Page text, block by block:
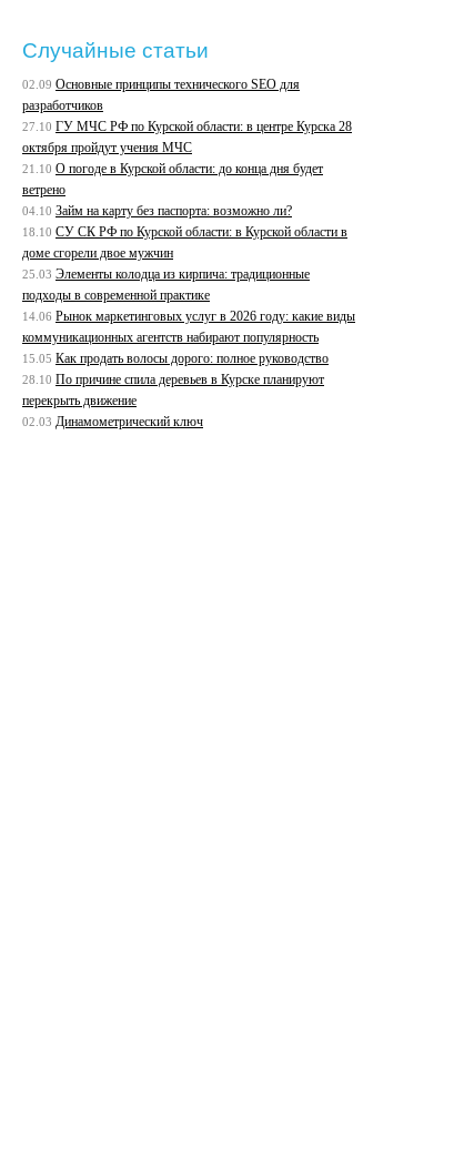
Случайные статьи
02.09 Основные принципы технического SEO для
разработчиков
27.10 ГУ МЧС РФ по Курской области: в центре Курска 28
октября пройдут учения МЧС
21.10 О погоде в Курской области: до конца дня будет
ветрено
04.10 Займ на карту без паспорта: возможно ли?
18.10 СУ СК РФ по Курской области: в Курской области в
доме сгорели двое мужчин
25.03 Элементы колодца из кирпича: традиционные
подходы в современной практике
14.06 Рынок маркетинговых услуг в 2026 году: какие виды
коммуникационных агентств набирают популярность
15.05 Как продать волосы дорого: полное руководство
28.10 По причине спила деревьев в Курске планируют
перекрыть движение
02.03 Динамометрический ключ